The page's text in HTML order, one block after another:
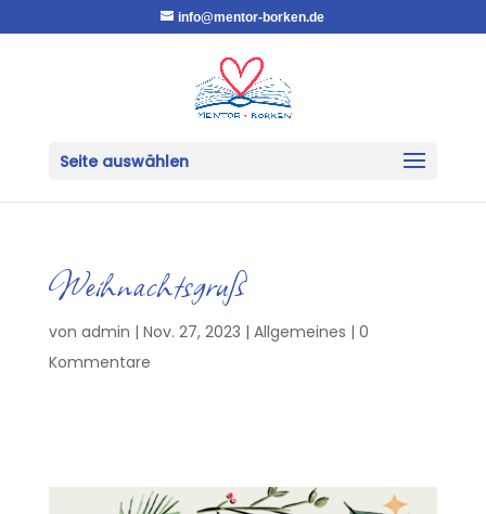
info@mentor-borken.de
Seite auswählen
Weihnachtsgruß
von admin | Nov. 27, 2023 | Allgemeines | 0
Kommentare